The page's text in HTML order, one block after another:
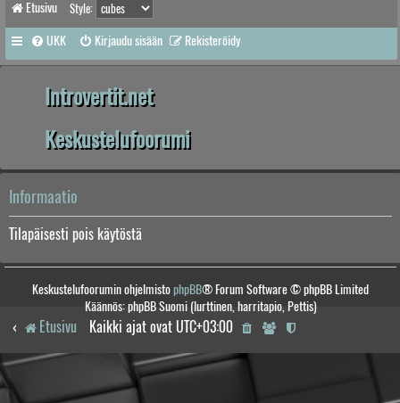
Etusivu Style:
UKK Kirjaudu sisään Rekisteröidy
Introvertit.net
Keskustelufoorumi
Informaatio
Tilapäisesti pois käytöstä
Keskustelufoorumin ohjelmistophpBB® Forum Software © phpBB Limited
Käännös: phpBB Suomi (lurttinen, harritapio, Pettis)
Etusivu Kaikki ajat ovat UTC+03:00